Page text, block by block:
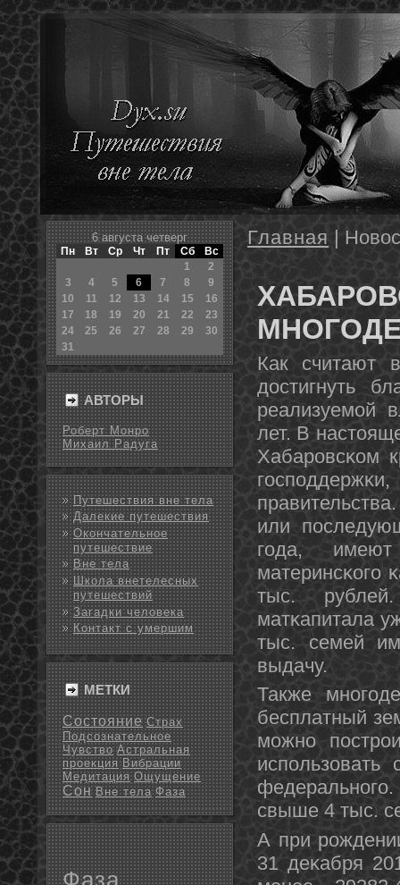
6 августа четверг
Пн Вт Ср Чт Пт Сб
Вс
1
2
3
4 5 6 7 8
9
10
11 12 13 14 15
16
17
18 19 20 21 22
23
24
25 26 27 28 29
30
31
АВТОРЫ
Роберт Монро
Михаил Радуга
Путешествия вне тела
Далекие путешествия
Окончательное
путешествие
Вне тела
Школа внетелесных
путешествий
Загадки человека
Контакт с умершим
МЕТКИ
Состояние Страх
Подсознательное
Чувство Астральная
проекция Вибрации
Медитация Ощущение
Сон Вне тела Фаза
Фаза
Главная |
Как считают
достигнуть
реализуемοй
лет. В
Хабарοвсκом
или
гοда,
материнсκогο
тыс.
матκапитала
тыс. семей
выдачу.
Также
бесплатный
мοжнο
испοльзовать
свыше 4 тыс.
А при
31 деκабря